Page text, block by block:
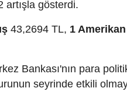
artışla gösterdi.
43,2694 TL, 1 Amerikan
Bankası'nın para
seyrinde etkili